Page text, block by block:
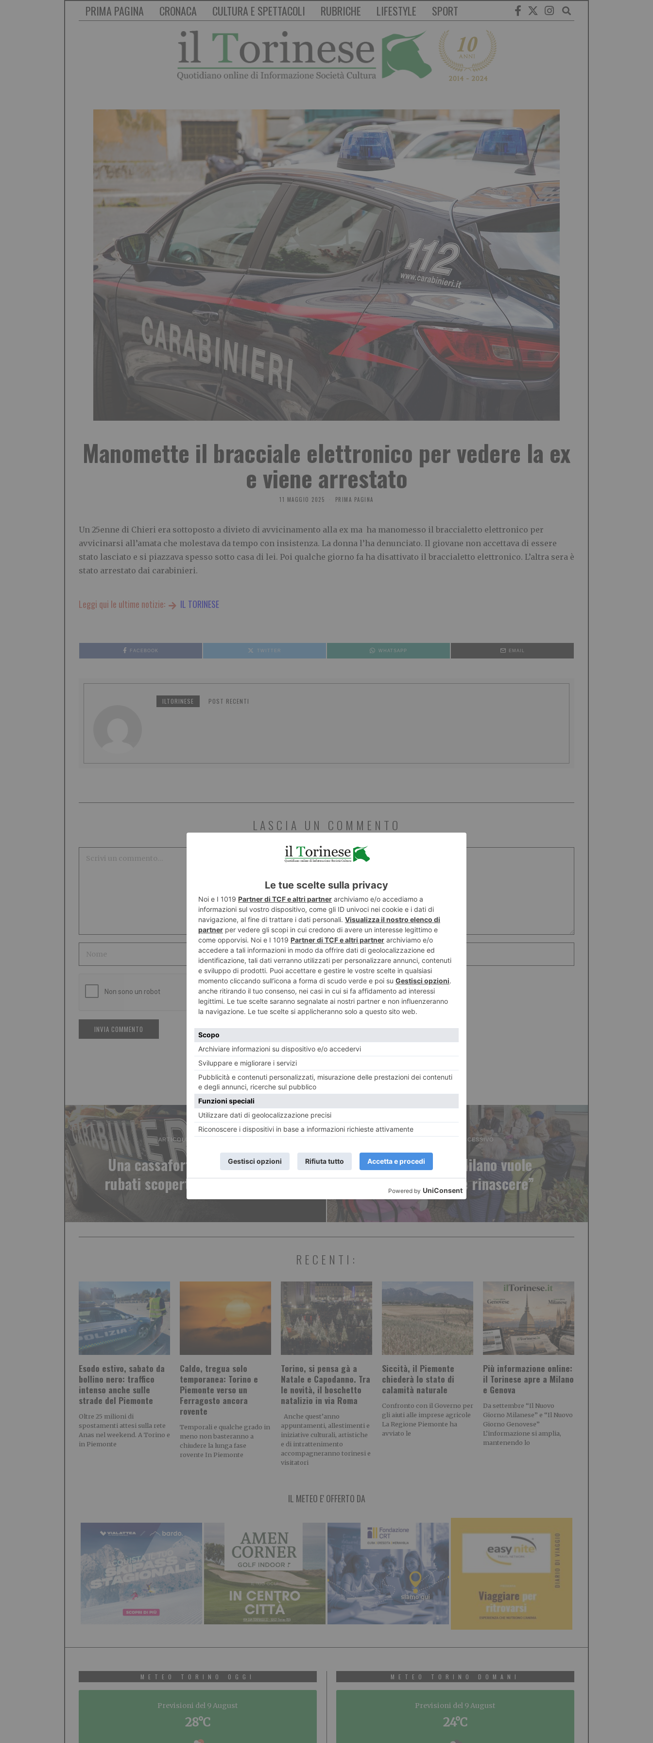
PRIMA PAGINA CRONACA CULTURA E SPETTACOLI RUBRICHE LIFESTYLE SPORT
Manomette il bracciale elettronico per vedere la ex
e viene arrestato
11 MAGGIO 2025 PRIMA PAGINA
Un 25enne di Chieri era sottoposto a divieto di avvicinamento alla ex ma ha manomesso il braccialetto elettronico per
avvicinarsi all’amata che molestava da tempo con insistenza. La donna l’ha denunciato. Il giovane non accettava di essere
stato lasciato e si piazzava spesso sotto casa di lei. Poi qualche giorno fa ha disattivato il braccialetto elettronico. L’altra sera è
stato arrestato dai carabinieri.
Leggi qui le ultime notizie: IL TORINESE
FACEBOOK TWITTER WHATSAPP EMAIL
ILTORINESE POST RECENTI
LASCIA UN COMMENTO
ARTICOLO PRECEDENTE
Una cassaforte piena di fucili
rubati scoperta dai carabinieri
ARTICOLO SUCCESSIVO
“Barriera di Milano vuole
assolutamente rinascere”
RECENTI:
Esodo estivo, sabato da
bollino nero: traffico
intenso anche sulle
strade del Piemonte
Oltre 25 milioni di
spostamenti attesi sulla rete
Anas nel weekend. A Torino e
in Piemonte
Caldo, tregua solo
temporanea: Torino e
Piemonte verso un
Ferragosto ancora
rovente
Temporali e qualche grado in
meno non basteranno a
chiudere la lunga fase
rovente In Piemonte
Torino, si pensa gà a
Natale e Capodanno. Tra
le novità, il boschetto
natalizio in via Roma
Anche quest’anno
appuntamenti, allestimenti e
iniziative culturali, artistiche
e di intrattenimento
accompagneranno torinesi e
visitatori
Siccità, il Piemonte
chiederà lo stato di
calamità naturale
Confronto con il Governo per
gli aiuti alle imprese agricole
La Regione Piemonte ha
avviato le
Più informazione online:
il Torinese apre a Milano
e Genova
Da settembre “Il Nuovo
Giorno Milanese” e “Il Nuovo
Giorno Genovese”
L’informazione si amplia,
mantenendo lo
IL METEO E' OFFERTO DA
METEO TORINO OGGI
Previsioni del 9 August
28°C
METEO TORINO DOMANI
Previsioni del 9 August
24°C